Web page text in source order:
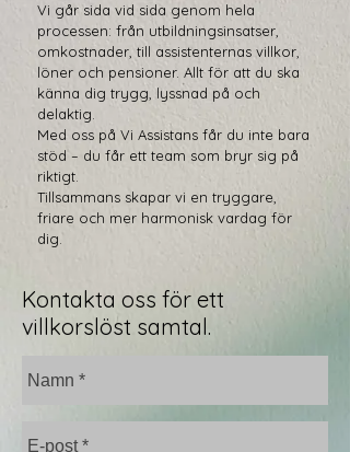
Vi går sida vid sida genom hela
processen: från utbildningsinsatser,
omkostnader, till assistenternas villkor,
löner och pensioner. Allt för att du ska
känna dig trygg, lyssnad på och
delaktig.
Med oss på Vi Assistans får du inte bara
stöd – du får ett team som bryr sig på
riktigt.
Tillsammans skapar vi en tryggare,
friare och mer harmonisk vardag för
dig.
Kontakta oss för ett
villkorslöst samtal.